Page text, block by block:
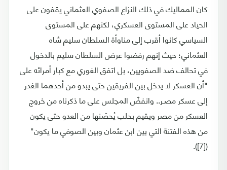
كان المماليك في ذلك النزاع الصفوي العثماني يقفون على
الحياد على المستوى العسكري، لكنهم على المستوى
السياسي كانوا أقرب إلى مناوأة السلطان سليم شاه
العثماني؛ حيث إنهم رفضوا عرض السلطان سليم بالدخول
في تحالف ضد الصفويين، بل اتفق الغوري مع كبار أمرائه على
"أن العسكر لا يدخل بين الفريقين حتى يبدو من أحدهما الغدر
إلى عسكر مصـر.. وانفضّ المجلس على ما ذكرناه من خروج
العسكر من مصر ويقيم بحلب يُحصّنها من العدو حتى يكون
من هذه الفتنة التي بين ابن عثمان وبين الصوفي ما يكون"
([7]).